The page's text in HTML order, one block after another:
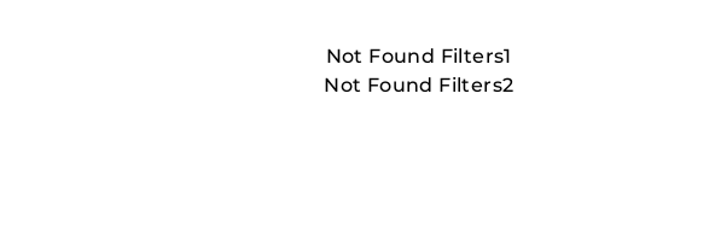
Not Found Filters1
Not Found Filters2